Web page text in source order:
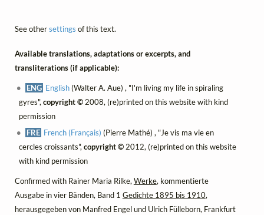
See othersettings of this text.
Available translations, adaptations or excerpts, and
transliterations (if applicable):
ENG English(Walter A. Aue) , "I'm living my life in spiraling
gyres", copyright ©2008, (re)printed on this website with kind
permission
FRE French (Français) (Pierre Mathé) , "Je vis ma vie en
cercles croissants", copyright ©2012, (re)printed on this website
with kind permission
Confirmed with Rainer Maria Rilke, Werke, kommentierte
Ausgabe in vier Bänden, Band 1 Gedichte 1895 bis 1910,
herausgegeben von Manfred Engel und Ulrich Fülleborn, Frankfurt